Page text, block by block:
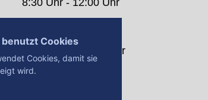
8:30 Uhr - 12:00 Uhr
Donnerstag:
14:00 Uhr - 18:00 Uhr
Cookies
Cookies, damit sie
wird.